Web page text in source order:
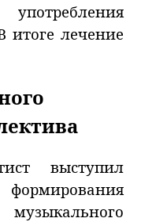
итоге лечение
выступил